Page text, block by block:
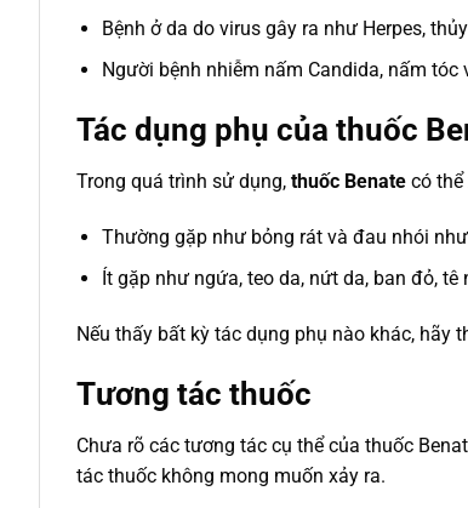
Bệnh ở da do virus gây ra như Herpes,
Người bệnh nhiễm nấm Candida, nấm tóc
Tác dụng phụ của thuốc
Trong quá trình sử dụng, thuốc Benate có
Thường gặp như bỏng rát và đau nhói
Ít gặp như ngứa, teo da, nứt da, ban đỏ,
Nếu thấy bất kỳ tác dụng phụ nào khác,
Tương tác thuốc
Chưa rõ các tương tác cụ thể của thuốc
tác thuốc không mong muốn xảy ra.